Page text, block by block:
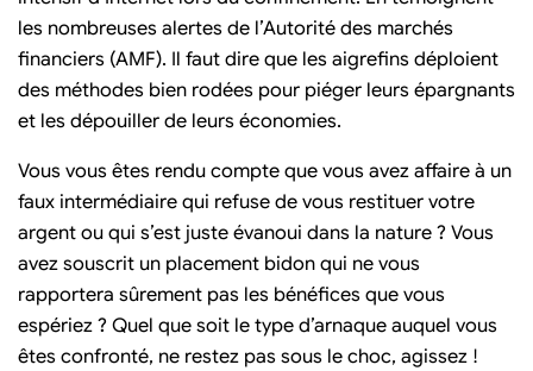
les nombreuses alertes de l’Autorité des marchés
financiers (AMF). Il faut dire que les aigrefins déploient
des méthodes bien rodées pour piéger leurs épargnants
et les dépouiller de leurs économies.
Vous vous êtes rendu compte que vous avez affaire à un
faux intermédiaire qui refuse de vous restituer votre
argent ou qui s’est juste évanoui dans la nature ? Vous
avez souscrit un placement bidon qui ne vous
rapportera sûrement pas les bénéfices que vous
espériez ? Quel que soit le type d’arnaque auquel vous
êtes confronté, ne restez pas sous le choc, agissez !